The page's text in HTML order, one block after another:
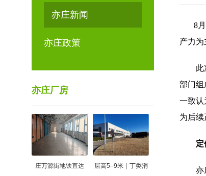
亦庄新闻
亦庄政策
亦庄厂房
庄万源街地铁直达 层高5–9米｜丁类消
8月
产力为
此次
部门组
一致认
为后续
定位
亦庄